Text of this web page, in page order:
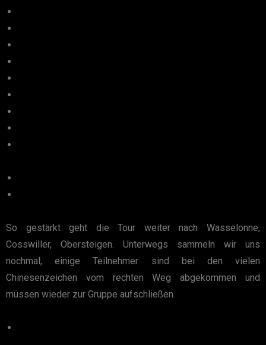
So gestärkt geht die Tour weiter nach Wasselonne,
Cosswiller, Obersteigen. Unterwegs sammeln wir uns
nochmal, einige Teilnehmer sind bei den vielen
Chinesenzeichen vom rechten Weg abgekommen und
müssen wieder zur Gruppe aufschließen.